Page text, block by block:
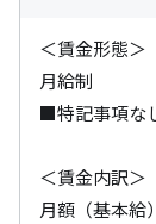
＜賃金形態＞
月給制
■特記事項な
＜賃金内訳＞
月額（基本給